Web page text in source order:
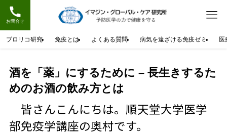
お問合せ
ブロリコ研究 免疫とは よくある質問 病気を遠ざける免疫ゼミ 医
酒を「薬」にするために – 長生きするた
めのお酒の飲み方とは
皆さんこんにちは。順天堂大学医学
部免疫学講座の奥村です。